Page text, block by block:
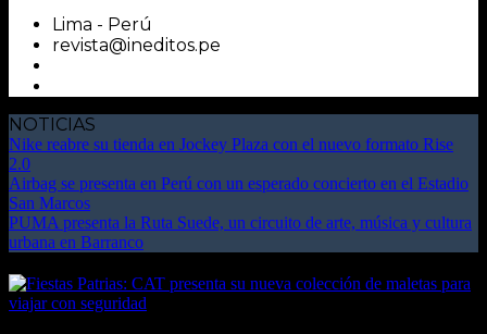
Lima - Perú
revista@ineditos.pe
NOTICIAS
Nike reabre su tienda en Jockey Plaza con el nuevo formato Rise
2.0
Airbag se presenta en Perú con un esperado concierto en el Estadio
San Marcos
PUMA presenta la Ruta Suede, un circuito de arte, música y cultura
urbana en Barranco